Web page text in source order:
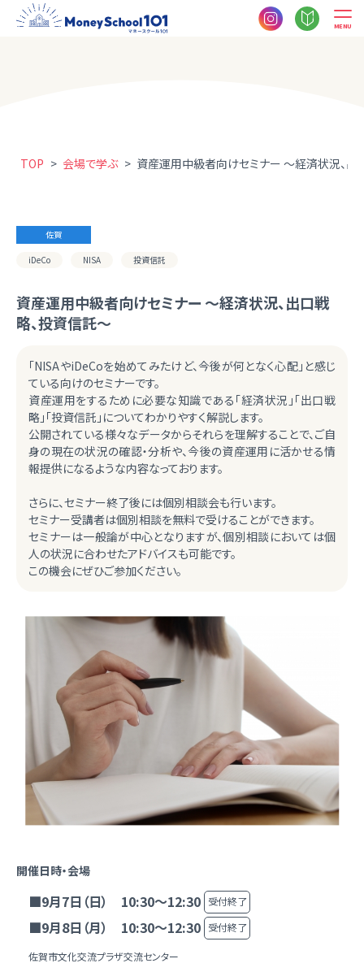
MENU
TOP > 会場で学ぶ > 資産運用中級者向けセミナー 〜経済状況、出
佐賀
iDeCo NISA 投資信託
資産運用中級者向けセミナー 〜経済状況、出口戦
略、投資信託〜
「NISAやiDeCoを始めてみたけど、今後が何となく心配」と感じ
ている向けのセミナーです。
資産運用をするために必要な知識である「経済状況」「出口戦
略」「投資信託」についてわかりやすく解説します。
公開されている様々なデータからそれらを理解することで、ご自
身の現在の状況の確認・分析や、今後の資産運用に活かせる情
報提供になるような内容なっております。
さらに、セミナー終了後には個別相談会も行います。
セミナー受講者は個別相談を無料で受けることができます。
セミナーは一般論が中心となりますが、個別相談においては個
人の状況に合わせたアドバイスも可能です。
この機会にぜひご参加ください。
開催日時・会場
■9月7日（日） 10:30～12:30 受付終了
■9月8日（月） 10:30～12:30 受付終了
佐賀市文化交流プラザ交流センター